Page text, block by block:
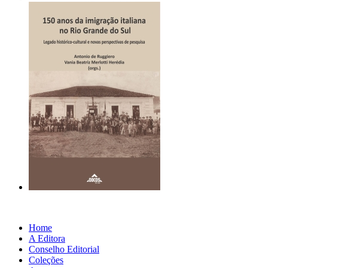
Home
A Editora
Conselho Editorial
Coleções